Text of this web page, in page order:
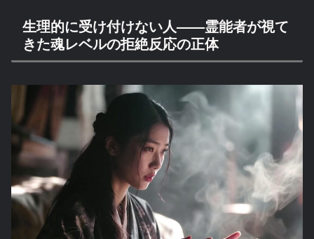
生理的に受け付けない人——霊能者が視て
きた魂レベルの拒絶反応の正体